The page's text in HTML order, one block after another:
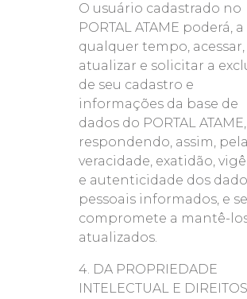
O usuário cadastrado no
PORTAL ATAME poderá, a
qualquer tempo, acessar,
atualizar e solicitar a
de seu cadastro e
informações da base de
dados do PORTAL ATAME,
respondendo, assim, pela
veracidade, exatidão,
e autenticidade dos
pessoais informados, e se
compromete a mantê-
atualizados.
4. DA PROPRIEDADE
INTELECTUAL E